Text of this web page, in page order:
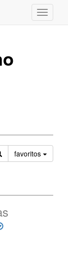
favoritos